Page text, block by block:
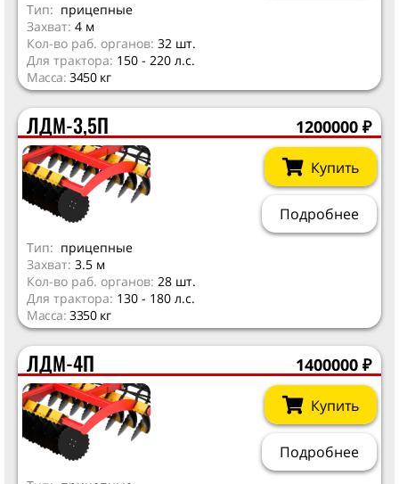
Тип: прицепные
Захват: 4 м
Кол-во раб. органов: 32 шт.
Для трактора: 150 - 220 л.с.
Масса: 3450 кг
ЛДМ-3,5П 1200000 ₽
Купить
Подробнее
Тип: прицепные
Захват: 3.5 м
Кол-во раб. органов: 28 шт.
Для трактора: 130 - 180 л.с.
Масса: 3350 кг
ЛДМ-4П 1400000 ₽
Купить
Подробнее